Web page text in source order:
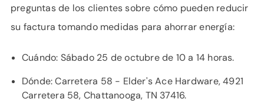
preguntas de los clientes sobre cómo pueden reducir
su factura tomando medidas para ahorrar energía:
Cuándo: Sábado 25 de octubre de 10 a 14 horas.
Dónde: Carretera 58 - Elder's Ace Hardware, 4921
Carretera 58, Chattanooga, TN 37416.